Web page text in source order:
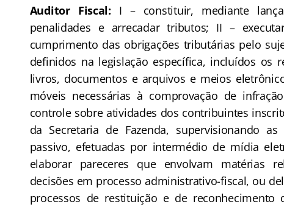
Auditor Fiscal: I – constituir, mediante
penalidades e arrecadar tributos; II –
cumprimento das obrigações tributárias pelo
definidos na legislação específica, incluídos os
livros, documentos e arquivos e meios
móveis necessárias à comprovação de
controle sobre atividades dos contribuintes
da Secretaria de Fazenda, supervisionando
passivo, efetuadas por intermédio de mídia
elaborar pareceres que envolvam matérias
decisões em processo administrativo-fiscal, ou
processos de restituição e de